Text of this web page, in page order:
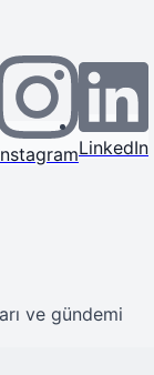
LinkedIn
ve gündemi